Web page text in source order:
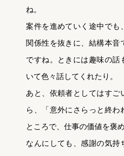
ね。
案件を進めていく途中でも
関係性を抜きに、結構本音
ですね。ときには趣味の話
いて色々話してくれたり。
あと、依頼者としてはすご
ら、「意外にさらっと終わ
ところで、仕事の価値を褒
なんにしても、感謝の気持